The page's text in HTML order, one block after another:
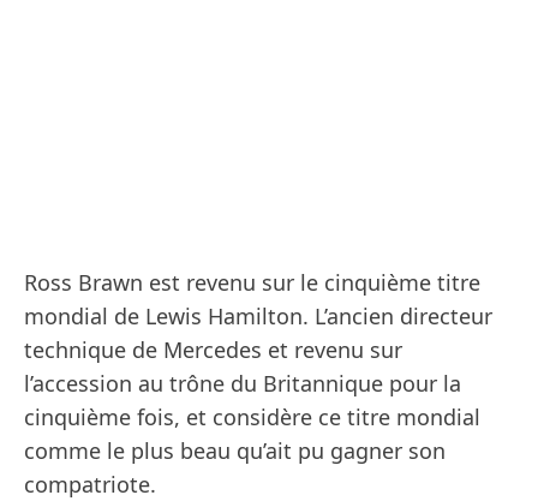
Ross Brawn est revenu sur le cinquième titre
mondial de Lewis Hamilton. L’ancien directeur
technique de Mercedes et revenu sur
l’accession au trône du Britannique pour la
cinquième fois, et considère ce titre mondial
comme le plus beau qu’ait pu gagner son
compatriote.